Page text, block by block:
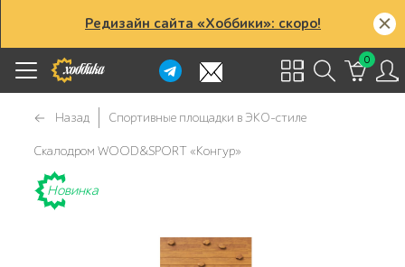
Редизайн сайта «Хоббики»: скоро!
0
Назад Спортивные площадки в ЭКО-стиле
Скалодром WOOD&SPORT «Конгур»
Новинка